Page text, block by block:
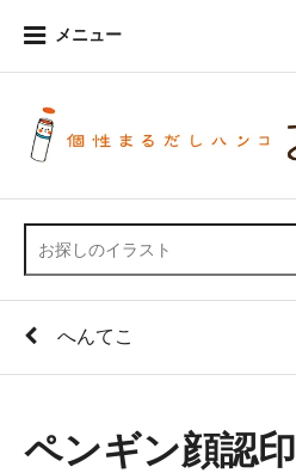
メニュー
へんてこ
ペンギン顔認印